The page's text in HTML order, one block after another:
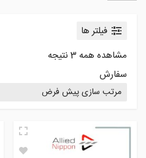
فیلتر ها
مشاهده همه 3 نتیجه
سفارش